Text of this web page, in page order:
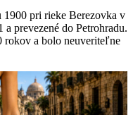
pri rieke Berezovka v
prevezené do Petrohradu.
rokov a bolo neuveriteľne